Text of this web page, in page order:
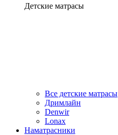
Детские матрасы
Все детские матрасы
Дримлайн
Denwir
Lonax
Наматрасники